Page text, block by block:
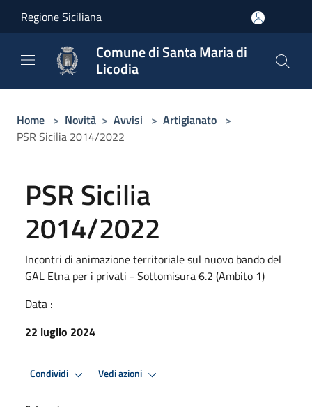
Regione Siciliana
Comune di Santa Maria di
Licodia
Home > Novità > Avvisi > Artigianato >
PSR Sicilia 2014/2022
PSR Sicilia
2014/2022
Incontri di animazione territoriale sul nuovo bando del
GAL Etna per i privati - Sottomisura 6.2 (Ambito 1)
Data :
22 luglio 2024
Condividi Vedi azioni